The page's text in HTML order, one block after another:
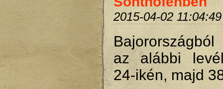
2015-04-02 11:04:49
az alábbi
24-ikén, majd